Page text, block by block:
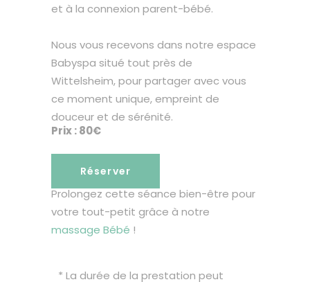
et à la connexion parent-bébé.
Nous vous recevons dans notre espace
Babyspa situé tout près de
Wittelsheim, pour partager avec vous
ce moment unique, empreint de
douceur et de sérénité.
Prix : 80€
Réserver
Prolongez cette séance bien-être pour
votre tout-petit grâce à notre
massage Bébé !
* La durée de la prestation peut